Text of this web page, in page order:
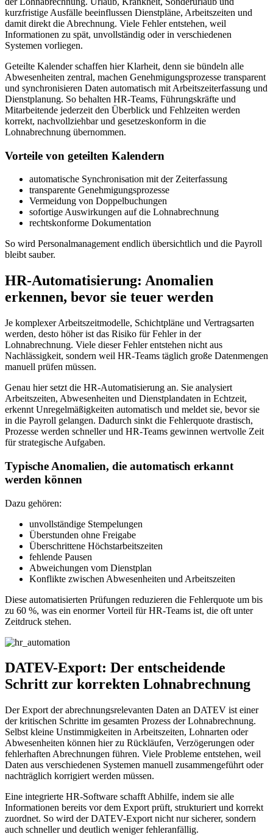
kurzfristige Ausfälle beeinflussen Dienstpläne, Arbeitszeiten und
damit direkt die Abrechnung. Viele Fehler entstehen, weil
Informationen zu spät, unvollständig oder in verschiedenen
Systemen vorliegen.
Geteilte Kalender schaffen hier Klarheit, denn sie bündeln alle
Abwesenheiten zentral, machen Genehmigungsprozesse transparent
und synchronisieren Daten automatisch mit Arbeitszeiterfassung und
Dienstplanung. So behalten HR-Teams, Führungskräfte und
Mitarbeitende jederzeit den Überblick und Fehlzeiten werden
korrekt, nachvollziehbar und gesetzeskonform in die
Lohnabrechnung übernommen.
Vorteile von geteilten Kalendern
automatische Synchronisation mit der Zeiterfassung
transparente Genehmigungsprozesse
Vermeidung von Doppelbuchungen
sofortige Auswirkungen auf die Lohnabrechnung
rechtskonforme Dokumentation
So wird Personalmanagement endlich übersichtlich und die Payroll
bleibt sauber.
HR-Automatisierung: Anomalien
erkennen, bevor sie teuer werden
Je komplexer Arbeitszeitmodelle, Schichtpläne und Vertragsarten
werden, desto höher ist das Risiko für Fehler in der
Lohnabrechnung. Viele dieser Fehler entstehen nicht aus
Nachlässigkeit, sondern weil HR-Teams täglich große Datenmengen
manuell prüfen müssen.
Genau hier setzt die HR-Automatisierung an. Sie analysiert
Arbeitszeiten, Abwesenheiten und Dienstplandaten in Echtzeit,
erkennt Unregelmäßigkeiten automatisch und meldet sie, bevor sie
in die Payroll gelangen. Dadurch sinkt die Fehlerquote drastisch,
Prozesse werden schneller und HR-Teams gewinnen wertvolle Zeit
für strategische Aufgaben.
Typische Anomalien, die automatisch erkannt
werden können
Dazu gehören:
unvollständige Stempelungen
Überstunden ohne Freigabe
Überschrittene Höchstarbeitszeiten
fehlende Pausen
Abweichungen vom Dienstplan
Konflikte zwischen Abwesenheiten und Arbeitszeiten
Diese automatisierten Prüfungen reduzieren die Fehlerquote um bis
zu 60 %, was ein enormer Vorteil für HR-Teams ist, die oft unter
Zeitdruck stehen.
DATEV-Export: Der entscheidende
Schritt zur korrekten Lohnabrechnung
Der Export der abrechnungsrelevanten Daten an DATEV ist einer
der kritischen Schritte im gesamten Prozess der Lohnabrechnung.
Selbst kleine Unstimmigkeiten in Arbeitszeiten, Lohnarten oder
Abwesenheiten können hier zu Rückläufen, Verzögerungen oder
fehlerhaften Abrechnungen führen. Viele Probleme entstehen, weil
Daten aus verschiedenen Systemen manuell zusammengeführt oder
nachträglich korrigiert werden müssen.
Eine integrierte HR-Software schafft Abhilfe, indem sie alle
Informationen bereits vor dem Export prüft, strukturiert und korrekt
zuordnet. So wird der DATEV-Export nicht nur sicherer, sondern
auch schneller und deutlich weniger fehleranfällig.